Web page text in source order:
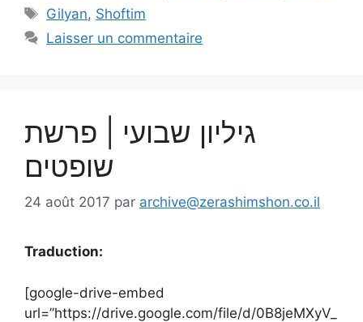
Gilyan, Shoftim
Laisser un commentaire
גיליון שבועי | פרשת
שופטים
24 août 2017 par archive@zerashimshon.co.il
Traduction:
[google-drive-embed
url=”https://drive.google.com/file/d/0B8jeMXyV_